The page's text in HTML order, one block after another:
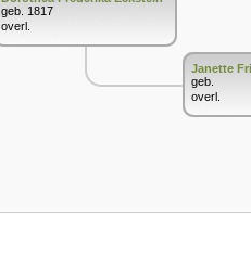
geb. 1817
overl.
Janette
geb.
overl.